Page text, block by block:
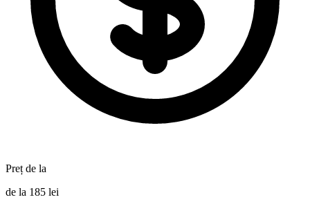
Preț de la
de la 185 lei